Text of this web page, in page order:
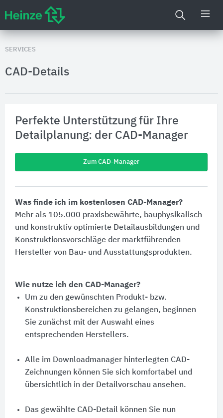
SERVICES
CAD-Details
Perfekte Unterstützung für Ihre
Detailplanung: der CAD-Manager
Zum CAD-Manager
Was finde ich im kostenlosen CAD-Manager?
Mehr als 105.000 praxisbewährte, bauphysikalisch
und konstruktiv optimierte Detailausbildungen und
Konstruktionsvorschläge der marktführenden
Hersteller von Bau- und Ausstattungsprodukten.
Wie nutze ich den CAD-Manager?
Um zu den gewünschten Produkt- bzw.
Konstruktionsbereichen zu gelangen, beginnen
Sie zunächst mit der Auswahl eines
entsprechenden Herstellers.
Alle im Downloadmanager hinterlegten CAD-
Zeichnungen können Sie sich komfortabel und
übersichtlich in der Detailvorschau ansehen.
Das gewählte CAD-Detail können Sie nun